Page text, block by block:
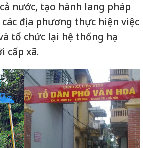
nước, tạo hành lang pháp
địa phương thực hiện việc
tổ chức lại hệ thống hạ
cấp xã.